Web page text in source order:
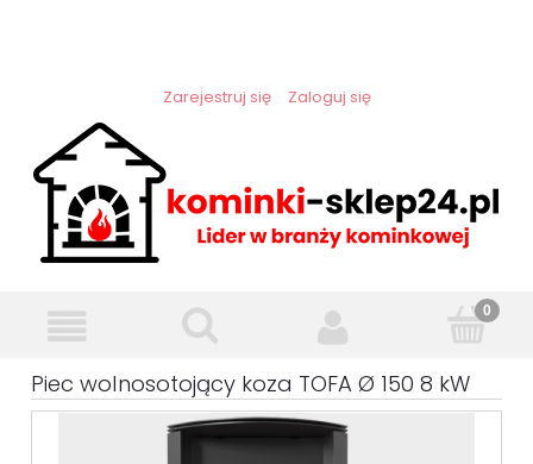
Zarejestruj się Zaloguj się
Piec wolnosotojący koza TOFA Ø 150 8 kW